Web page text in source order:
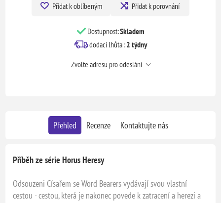
Přidat k oblíbeným Přidat k porovnání
Dostupnost:Skladem
dodací lhůta :2 týdny
Zvolte adresu pro odeslání
Přehled Recenze Kontaktujte nás
Příběh ze série Horus Heresy
Odsouzeni Císařem se Word Bearers vydávají svou vlastní
cestou - cestou, která je nakonec povede k zatracení a herezi a